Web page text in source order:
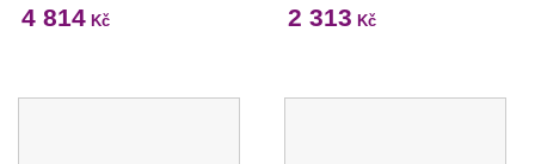
4 814 Kč 2 313 Kč